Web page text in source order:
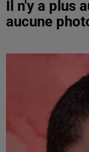
Il n'y a plus
aucune